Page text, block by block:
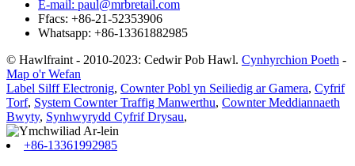
E-mail: paul@mrbretail.com
Ffacs: +86-21-52353906
Whatsapp: +86-13361882985
© Hawlfraint - 2010-2023: Cedwir Pob Hawl. Cynhyrchion Poeth -
Map o'r Wefan
Label Silff Electronig, Cownter Pobl yn Seiliedig ar Gamera, Cyfrif
Torf, System Cownter Traffig Manwerthu, Cownter Meddiannaeth
Bwyty, Synhwyrydd Cyfrif Drysau,
+86-13361992985